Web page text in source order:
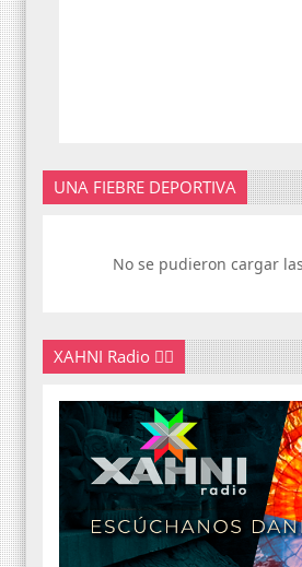
UNA FIEBRE DEPORTIVA
No se pudieron cargar
XAHNI Radio 👇🏽